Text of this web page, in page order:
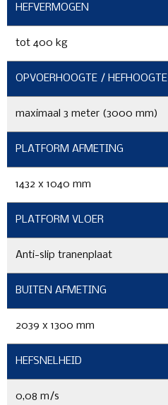
HEFVERMOGEN
tot 400 kg
OPVOERHOOGTE / HEFHOOGTE
maximaal 3 meter (3000 mm)
PLATFORM AFMETING
1432 x 1040 mm
PLATFORM VLOER
Anti-slip tranenplaat
BUITEN AFMETING
2039 x 1300 mm
HEFSNELHEID
0,08 m/s